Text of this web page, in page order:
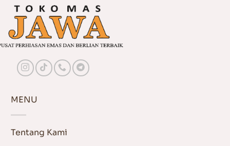
MENU
Tentang Kami